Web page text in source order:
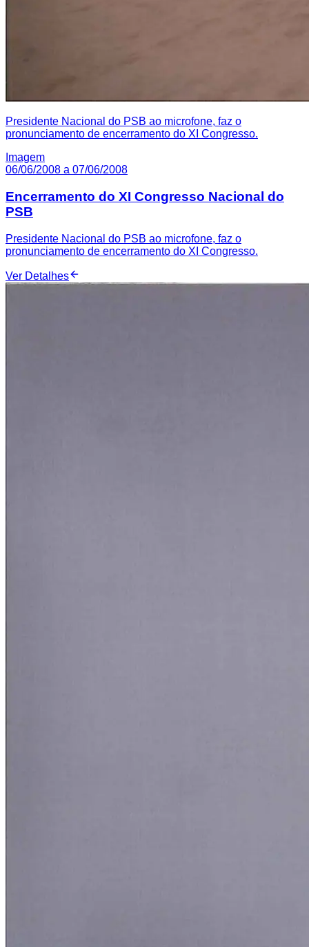
Presidente Nacional do PSB ao microfone, faz o
pronunciamento de encerramento do XI Congresso.
Imagem
06/06/2008 a 07/06/2008
Encerramento do XI Congresso Nacional do
PSB
Presidente Nacional do PSB ao microfone, faz o
pronunciamento de encerramento do XI Congresso.
Ver Detalhes